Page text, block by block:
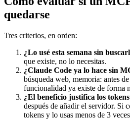
quedarse
Tres criterios, en orden:
¿Lo usé esta semana sin
que existe, no lo necesitas.
¿Claude Code ya lo hace sin
búsqueda web, memoria: antes
funcionalidad ya existe de forma
¿El beneficio justifica los
después de añadir el servidor. Si
tokens y lo usas menos de 3